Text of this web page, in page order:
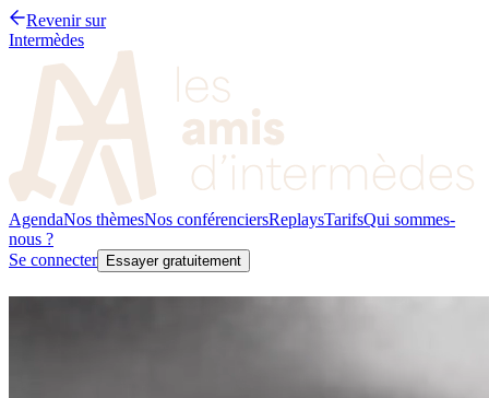
Revenir sur
Intermèdes
AgendaNos thèmesNos conférenciersReplaysTarifsQui sommes-
nous ?
Se connecter Essayer gratuitement